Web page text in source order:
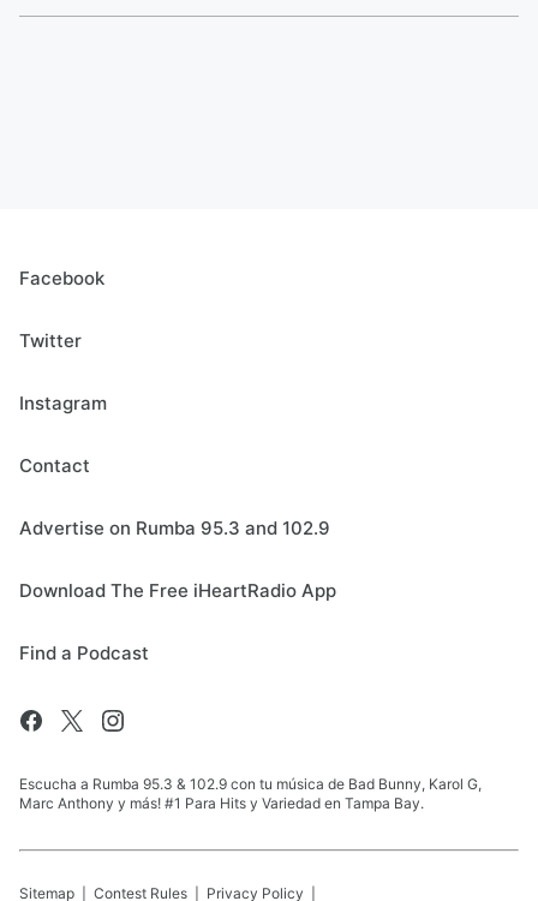
Facebook
Twitter
Instagram
Contact
Advertise on Rumba 95.3 and 102.9
Download The Free iHeartRadio App
Find a Podcast
Escucha a Rumba 95.3 & 102.9 con tu música de Bad Bunny, Karol G,
Marc Anthony y más! #1 Para Hits y Variedad en Tampa Bay.
Sitemap Contest Rules Privacy Policy